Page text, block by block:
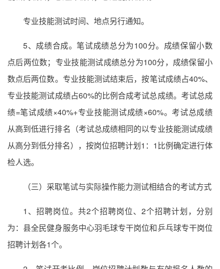
专业技能测试时间、地点另行通知。
5、成绩合成。笔试成绩总分为100分。成绩保留小数
点后两位数；专业技能测试成绩总分为100分，成绩保留小
数点后两位数。专业技能测试结束后，按笔试成绩占40%、
专业技能测试成绩占60%的比例合成考试总成绩。考试总成
绩=笔试成绩×40%+专业技能测试成绩×60%。考试总成绩
从高到低进行排名（考试总成绩相同的以专业技能测试成绩
从高分到低分排名），按岗位招聘计划1：1比例确定进行体
检人选。
（三）采取笔试与实际操作能力测试相结合的考试方式
1、招聘岗位。共2个招聘岗位、2个招聘计划，分别
为：县全民健身服务中心羽毛球专干岗位和乒乓球专干岗位
招聘计划各1个。